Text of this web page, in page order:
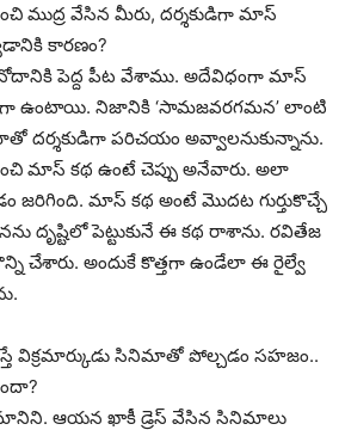
వేసిన మీరు, దర్శకుడిగా మాస్
కారణం?
పెద్ద పీట వేశాము. అదేవిధంగా మాస్
ఉంటాయి. నిజానికి ‘సామజవరగమన’ లాంటి
పరిచయం అవ్వాలనుకున్నాను.
మాస్ కథ ఉంటే చెప్పు అనేవారు. అలా
జరిగింది. మాస్ కథ అంటే మొదట గుర్తుకొచ్చే
దృష్టిలో పెట్టుకునే ఈ కథ రాశాను. రవితేజ
చేశారు. అందుకే కొత్తగా ఉండేలా ఈ రైల్వే
విక్రమార్కుడు సినిమాతో పోల్చడం సహజం..
ఆయన ఖాకీ డ్రెస్ వేసిన సినిమాలు